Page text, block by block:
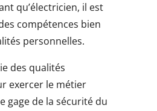
qu’électricien, il est
compétences bien
personnelles.
des qualités
exercer le métier
gage de la sécurité du